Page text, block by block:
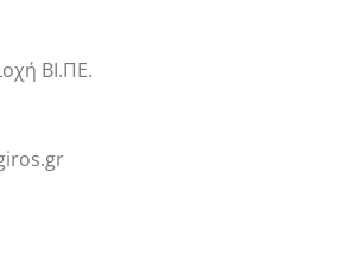
ΒΙ.ΠΕ.